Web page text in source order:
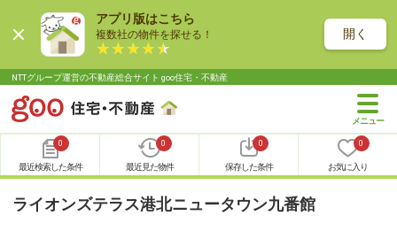
アプリ版はこちら
複数社の物件を探せる！ 開く
NTTグループ運営の不動産総合サイト goo住宅・不動産
0
最近検索した条件
0
最近見た物件
0
保存した条件
0
お気に入り
ライオンズテラス港北ニュータウン九番館